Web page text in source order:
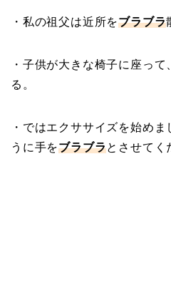
・私の祖父は近所をブラブラ
・子供が大きな椅子に座って
る。
・ではエクササイズを始め
うに手をブラブラとさせてく